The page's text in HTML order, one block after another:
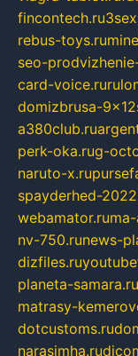
fincontech.ru
rebus-toys.ru
seo-
card-voice.ru
domizbrusa-
a380club.ru
perk-oka.rug-
naruto-x.ru
spayderhed-
webamator.ru
nv-750.runews-
dizfiles.ru
planeta-samara.ru
matrasy-
dotcustoms.ru
narasimha.ru